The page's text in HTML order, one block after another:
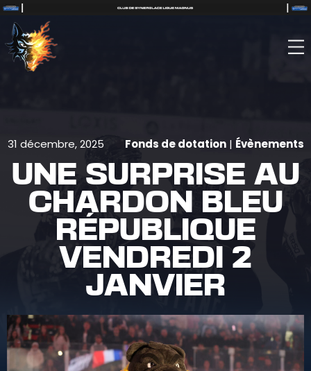
31 décembre, 2025 Fonds de dotation| Évènements
UNE SURPRISE AU
CHARDON BLEU
RÉPUBLIQUE
VENDREDI 2
JANVIER